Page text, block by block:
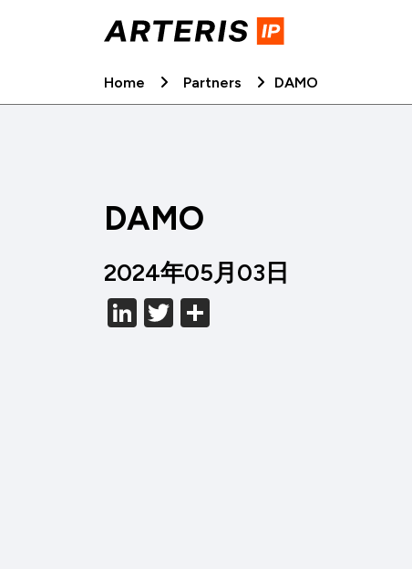
Home Partners DAMO
DAMO
2024年05月03日
LinkedIn
Twitter